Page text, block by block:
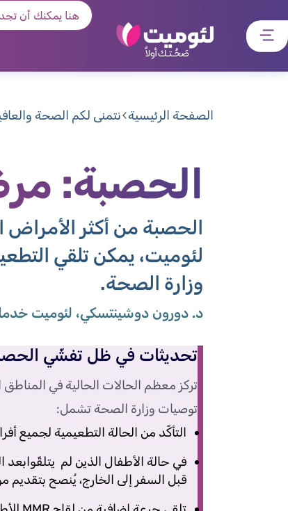
דלג
לתפריט
דלג
לרכיב
דלג
לתוכן
דלג
לאזור
תחתון
الصفحة الرئيسية نتمنى لكم الصحة
الحصبة:
الحصبة من أكثر الأمراض
لئوميت، يمكن تلقي
وزارة الصحة.
د. دورون دوشينتسكي، لئوميت
تحديثات في ظل تفشّي الحصبة
تركز معظم الحالات الحالية في
توصيات وزارة الصحة تشمل:
التأكّد من الحالة التطعيمية لجميع
في حالة الأطفال الذين لم
قبل السفر إلى الخارج، يُنصح بتقديم